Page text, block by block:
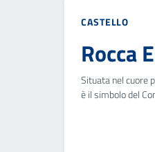
CASTELLO
Rocca
Situata nel cuore
è il simbolo del